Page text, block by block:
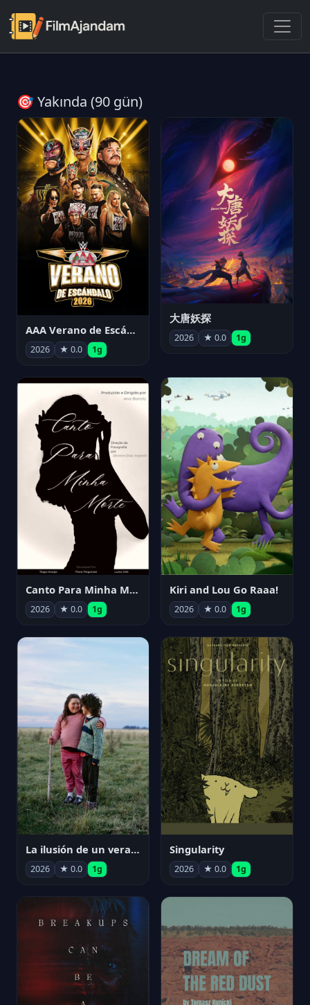
🎯 Yakında (90 gün)
AAA Verano de Escándalo 2026 - Week 3
2026 ★ 0.0 1g
大唐妖探
2026 ★ 0.0 1g
Canto Para Minha Morte
2026 ★ 0.0 1g
Kiri and Lou Go Raaa!
2026 ★ 0.0 1g
La ilusión de un verano sin fin
2026 ★ 0.0 1g
Singularity
2026 ★ 0.0 1g